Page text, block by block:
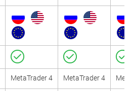
MetaTrader 4 MetaTrader 4